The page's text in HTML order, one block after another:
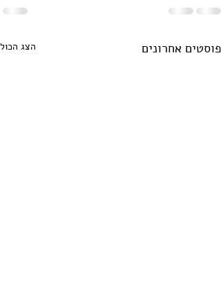
פוסטים אחרונים הצג הכול